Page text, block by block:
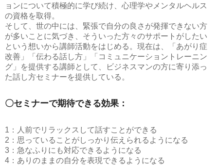
ョンについて積極的に学び続け、心理学やメンタルヘルス
の資格を取得。
そして、世の中には、緊張で自分の良さが発揮できない方
が多いことに気づき、そういった方々のサポートがしたい
という想いから講師活動をはじめる。現在は、「あがり症
改善」「伝わる話し方」「コミュニケーショントレーニン
グ」を提供する講師として、ビジネスマンの方に寄り添っ
た話し方セミナーを提供している。
〇セミナーで期待できる効果：
1：人前でリラックスして話すことができる
2：思っていることがしっかり伝えられるようになる
3：急なふりにも対応できるようになる
4：ありのままの自分を表現できるようになる